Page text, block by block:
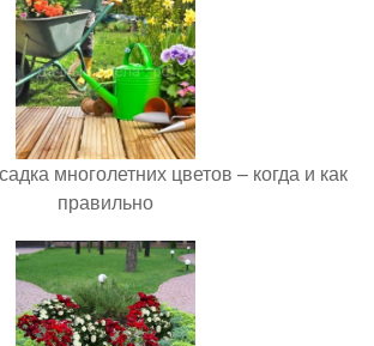
многолетних цветов – когда и как
правильно